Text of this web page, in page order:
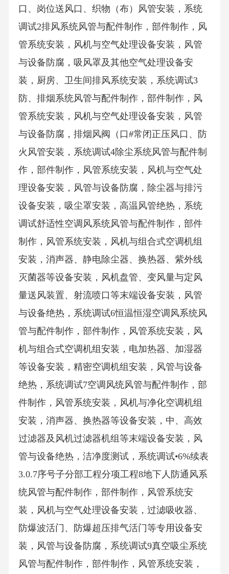
口、岗位送风口、织物（布）风管安装，系统
调试2排风系统风管与配件制作，部件制作，风
管系统安装，风机与空气处理设备安装，风管
与设备防腐，吸风罩及其他空气处理设备安
装，厨房、卫生间排风系统安装，系统调试3
防、排烟系统风管与配件制作，部件制作，风
管系统安装，风机与空气处理设备安装，风管
与设备防腐，排烟风阀（口#常闭正压风口、防
火风管安装，系统调试4除尘系统风管与配件制
作，部件制作，风管系统安装，风机与空气处
理设备安装，风管与设备防腐，除尘器与排污
设备安装，吸尘罩安装，高温风管绝热，系统
调试舒适性空调风系统风管与配件制作，部件
制作，风管系统安装，风机与组合式空调机组
安装，消声器、静电除尘器、换热器、紫外线
灭菌器等设备安装，风机盘管、变风量与定风
量送风装置、射流喷口等末端设备安装，风管
与设备绝热，系统调试6恒温恒湿空调风系统风
管与配件制作，部件制作，风管系统安装，风
机与组合式空调机组安装，电加热器、加湿器
等设备安装，精密空调机组安装，风管与设备
绝热，系统调试7空调风统风管与配件制作，部
件制作，风管系统安装，风机与净化空调机组
安装，消声器、换热器等设备安装，中、高效
过滤器及风机过滤器机组等末端设备安装，风
管与设备绝热，洁净度测试，系统调试•6%续表
3.0.7序号子分部工程分项工程8地下人防通风系
统风管与配件制作，部件制作，风管系统安
装，风机与空气处理设备安装，过滤吸收器、
防爆波活门、防爆超压排气活门等专用设备安
装，风管与设备防腐，系统调试9真空吸尘系统
风管与配件制作，部件制作，风管系统安装，